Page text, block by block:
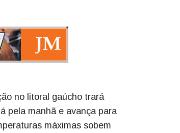
no litoral gaúcho trará
pela manhã e avança para
máximas sobem